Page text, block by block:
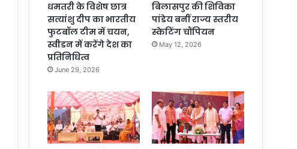
धमतरी के विशेष छात्र
सत्यांशु दीप का भारतीय
फुटबॉल टीम में चयन,
स्वीडन में करेंगे देश का
प्रतिनिधित्व
June 29, 2026
बिलासपुर की शिविका
पांडेय बनीं राज्य स्तरीय
स्केटिंग चौंपियन
May 12, 2026